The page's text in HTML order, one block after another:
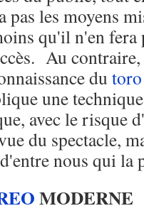
pas les moyens
qu'il n'en fera
Au
du toro
une
avec le risque
du spectacle,
nous qui la
MODERNE